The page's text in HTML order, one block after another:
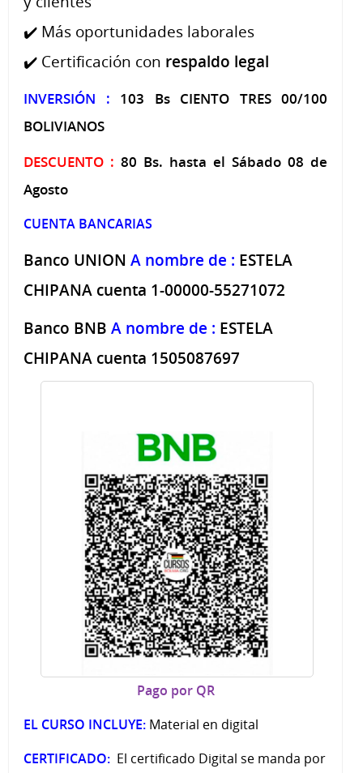
✔️ Más oportunidades laborales
✔️ Certificación con respaldo legal
INVERSIÓN : 103 Bs CIENTO TRES 00/100
BOLIVIANOS
DESCUENTO : 80 Bs. hasta el Sábado 08 de
Agosto
CUENTA BANCARIAS
Banco UNION A nombre de : ESTELA
CHIPANA cuenta 1-00000-55271072
Banco BNB A nombre de : ESTELA
CHIPANA cuenta 1505087697
Pago por QR
EL CURSO INCLUYE: Material en digital
CERTIFICADO: El certificado Digital se manda por